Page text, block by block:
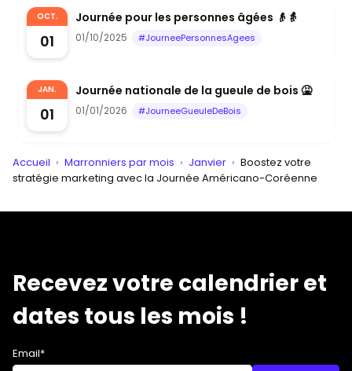
OCT.
01
Journée pour les personnes âgées 👴👵
01/10/2025 #JourneePersonnesAgees
JAN.
01
Journée nationale de la gueule de bois 🤮
01/01/2026 #JourneeGueuleDeBois
Accueil › Marronniers par mois › Janvier › Boostez votre
stratégie marketing avec la Journée Américano-Coréenne
Recevez votre calendrier et
dates tous les mois !
Email*